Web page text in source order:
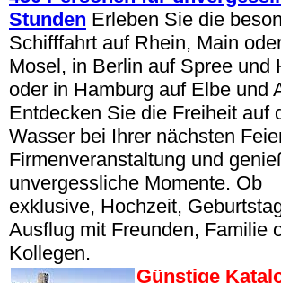
Stunden Erleben Sie die
Schifffahrt auf Rhein, Main
Mosel, in Berlin auf Spree und
oder in Hamburg auf Elbe und
Entdecken Sie die Freiheit auf
Wasser bei Ihrer nächsten
Firmenveranstaltung und
unvergessliche Momente. Ob
exklusive, Hochzeit,
Ausflug mit Freunden, Familie
Kollegen.
Günstige